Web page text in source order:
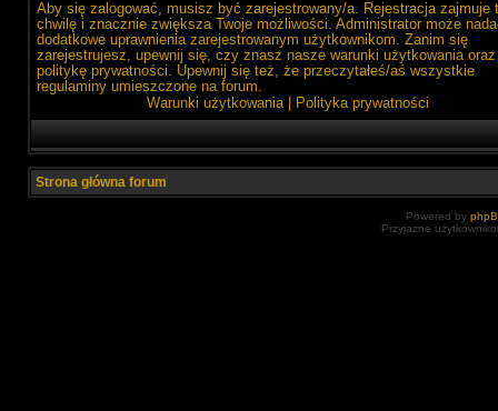
Aby się zalogować, musisz być zarejestrowany/a. Rejestracja zajmuje
chwilę i znacznie zwiększa Twoje możliwości. Administrator może
dodatkowe uprawnienia zarejestrowanym użytkownikom. Zanim się
zarejestrujesz, upewnij się, czy znasz nasze warunki użytkowania oraz
politykę prywatności. Upewnij się też, że przeczytałeś/aś wszystkie
regulaminy umieszczone na forum.
Warunki użytkowania| Polityka prywatności
Strona główna forum
Powered by
Przyjazne